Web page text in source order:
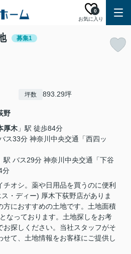
お気に入り
0
募集1
坪数 893.29坪
野
厚木 」駅 徒歩84分
ス33分 神奈川中央交通「西四ッ
駅 バス29分 神奈川中央交通「下谷
分
チオシ。薬や日用品を買うのに便利
・ディー) 厚木下荻野店がありま
方におすすめの土地です。土地面積
なっております。土地探しをお考
お探しください。当社スタッフがそ
せて、土地情報をお客様にご提供し